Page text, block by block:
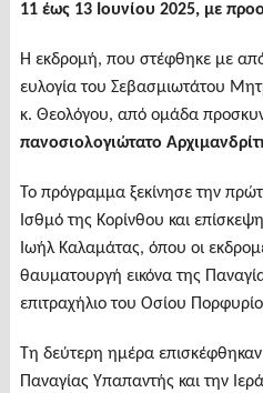
11 έως 13 Ιουνίου 2025, με
Η εκδρομή, που στέφθηκε με
ευλογία του Σεβασμιωτάτου
κ. Θεολόγου, από ομάδα
πανοσιολογιώτατο
Το πρόγραμμα ξεκίνησε την
Ισθμό της Κορίνθου και
Ιωήλ Καλαμάτας, όπου οι
θαυματουργή εικόνα της
επιτραχήλιο του Οσίου
Τη δεύτερη ημέρα
Παναγίας Υπαπαντής και την